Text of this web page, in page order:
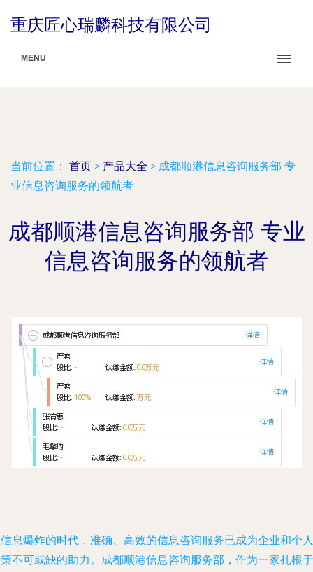
重庆匠心瑞麟科技有限公司
MENU
当前位置： 首页 > 产品大全 > 成都顺港信息咨询服务部 专
业信息咨询服务的领航者
成都顺港信息咨询服务部 专业
信息咨询服务的领航者
息爆炸的时代，准确、高效的信息咨询服务已成为企业和个人
不可或缺的助力。成都顺港信息咨询服务部，作为一家扎根于